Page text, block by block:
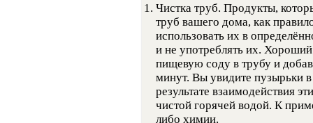
Чистка труб. Продукты,
труб вашего дома, как
использовать их в
и не употреблять их.
пищевую соду в трубу и
минут. Вы увидите пузырьки
результате взаимодействия
чистой горячей водой. К
либо химии.